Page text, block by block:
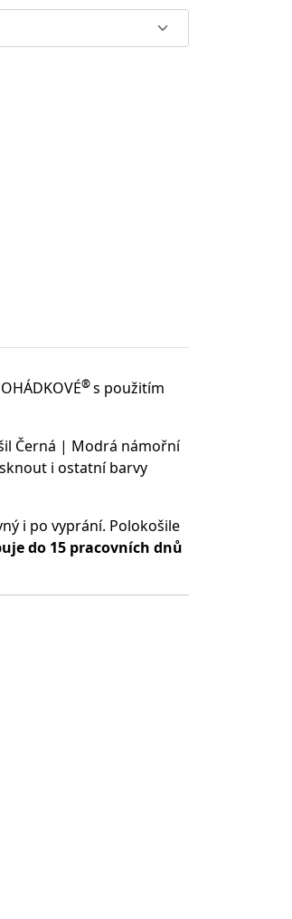
®s použitím
Černá | Modrá námořní
i ostatní barvy
i po vyprání. Polokošile
do 15 pracovních dnů